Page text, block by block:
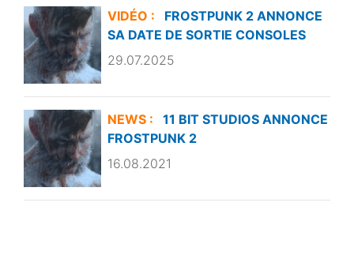
VIDÉO :
FROSTPUNK 2 ANNONCE
SA DATE DE SORTIE CONSOLES
29.07.2025
NEWS :
11 BIT STUDIOS ANNONCE
FROSTPUNK 2
16.08.2021